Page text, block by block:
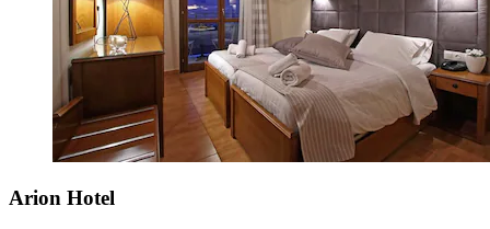
Arion Hotel